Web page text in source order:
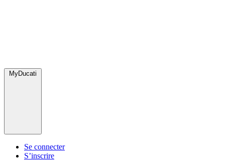
MyDucati
Se connecter
S’inscrire